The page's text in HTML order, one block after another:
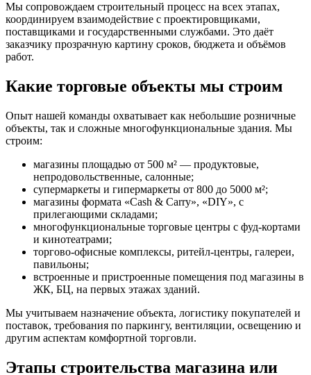
Мы сопровождаем строительный процесс на всех этапах,
координируем взаимодействие с проектировщиками,
поставщиками и государственными службами. Это даёт
заказчику прозрачную картину сроков, бюджета и объёмов
работ.
Какие торговые объекты мы строим
Опыт нашей команды охватывает как небольшие розничные
объекты, так и сложные многофункциональные здания. Мы
строим:
магазины площадью от 500 м² — продуктовые,
непродовольственные, салонные;
супермаркеты и гипермаркеты от 800 до 5000 м²;
магазины формата «Cash & Carry», «DIY», с
прилегающими складами;
многофункциональные торговые центры с фуд-кортами
и кинотеатрами;
торгово-офисные комплексы, ритейл-центры, галереи,
павильоны;
встроенные и пристроенные помещения под магазины в
ЖК, БЦ, на первых этажах зданий.
Мы учитываем назначение объекта, логистику покупателей и
поставок, требования по паркингу, вентиляции, освещению и
другим аспектам комфортной торговли.
Этапы строительства магазина или